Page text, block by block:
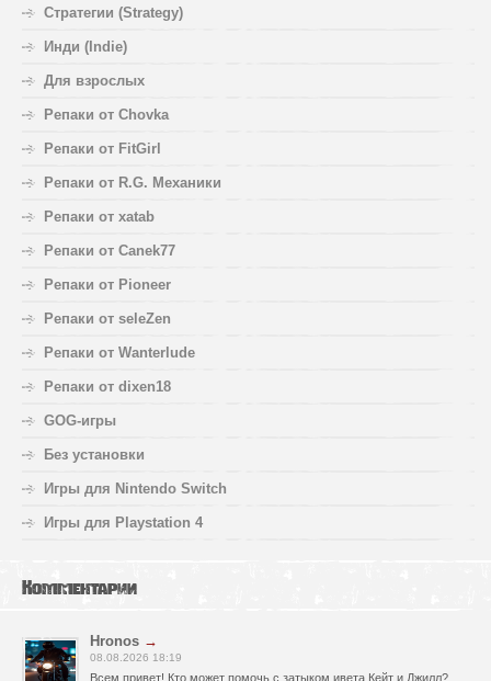
Стратегии (Strategy)
Инди (Indie)
Для взрослых
Репаки от Chovka
Репаки от FitGirl
Репаки от R.G. Механики
Репаки от xatab
Репаки от Canek77
Репаки от Pioneer
Репаки от seleZen
Репаки от Wanterlude
Репаки от dixen18
GOG-игры
Без установки
Игры для Nintendo Switch
Игры для Playstation 4
Комментарии
Hronos →
08.08.2026 18:19
Всем привет! Кто может помочь с затыком ивета Кейт и Джилл?